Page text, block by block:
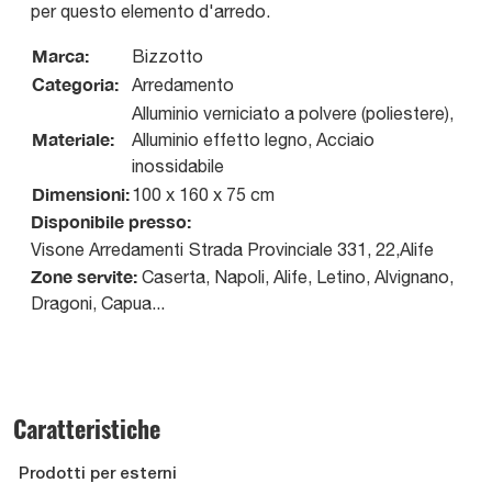
per questo elemento d'arredo.
Marca: Bizzotto
Categoria: Arredamento
Materiale:
Alluminio verniciato a polvere (poliestere),
Alluminio effetto legno, Acciaio
inossidabile
Dimensioni:100 x 160 x 75 cm
Disponibile presso:
Visone Arredamenti Strada Provinciale 331, 22,Alife
Zone servite: Caserta, Napoli, Alife, Letino, Alvignano,
Dragoni, Capua...
Caratteristiche
Prodotti per esterni